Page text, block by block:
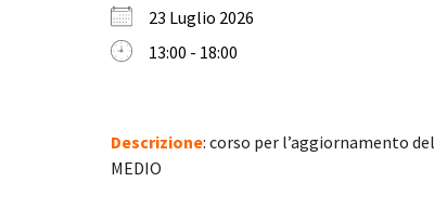
23 Luglio 2026
13:00 - 18:00
Descrizione: corso per l’aggiornamento
MEDIO